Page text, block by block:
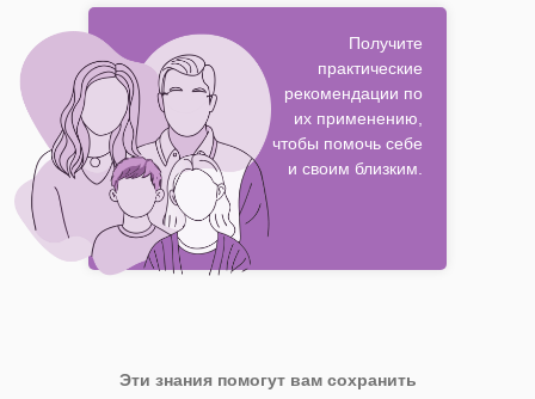
Получите
практические
рекомендации по
их применению,
чтобы помочь себе
и своим близким.
Эти знания помогут вам сохранить